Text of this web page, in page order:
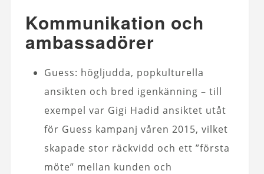
Kommunikation och
ambassadörer
Guess: högljudda, popkulturella
ansikten och bred igenkänning – till
exempel var Gigi Hadid ansiktet utåt
för Guess kampanj våren 2015, vilket
skapade stor räckvidd och ett ”första
möte” mellan kunden och